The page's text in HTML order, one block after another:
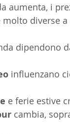
aumenta, i
diverse
dipendono
influenzano
e ferie estive
cambia,